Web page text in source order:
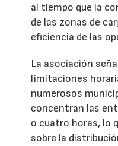
al tiempo que la
de las zonas de
eficiencia de las
La asociación
limitaciones
numerosos
concentran las
o cuatro horas, lo
sobre la